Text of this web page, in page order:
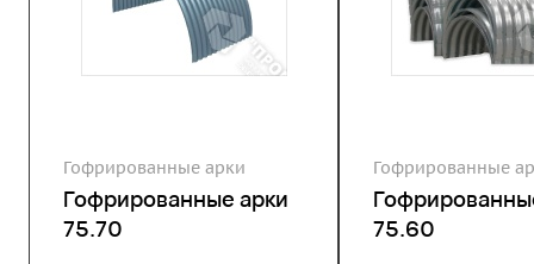
Гофрированные арки
Гофрированные арки
75.70
Гофрированные
75.60